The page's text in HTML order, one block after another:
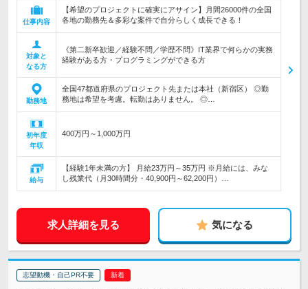
仕事内容
【希望のプロジェクトに確実にアサイン】月間26000件の全国
各地の勤務先＆多彩な案件で自分らしく成長できる！
対象と
なる方
《第二新卒歓迎／経験不問／学歴不問》IT業界で何らかの実務
経験がある方・プログラミングができる方
勤務地
全国47都道府県のプロジェクト先または本社（新宿区） ◎勤
務地は希望を考慮。転勤はありません。 ◎…
初年度
年収
400万円～1,000万円
給与
【経験1年未満の方】 月給23万円～35万円 ※月給には、みな
し残業代（月30時間分・40,900円～62,200円）…
求人詳細を見る 気になる
志望動機・自己PR不要